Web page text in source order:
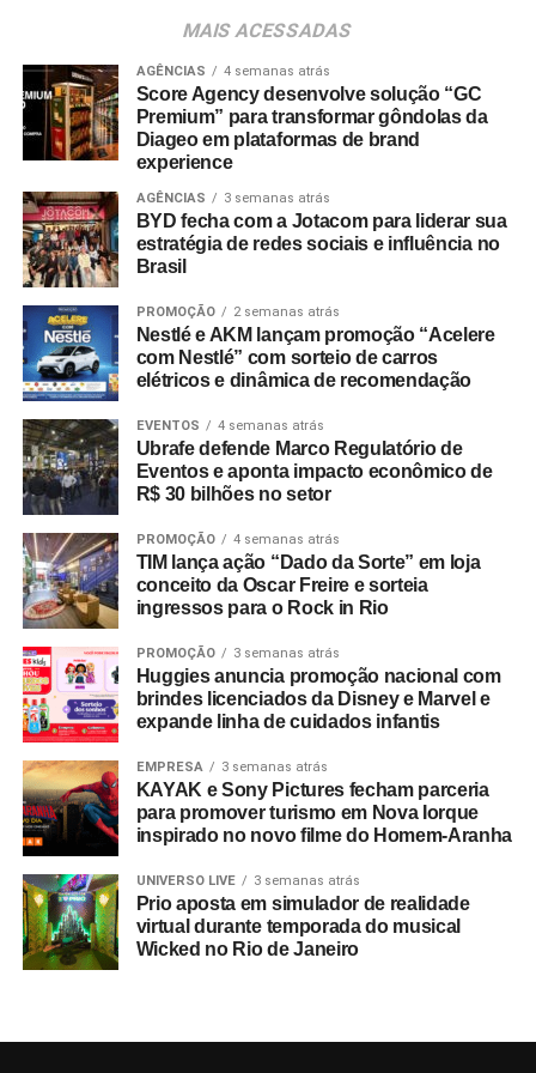
MAIS ACESSADAS
AGÊNCIAS 4 semanas atrás
Score Agency desenvolve solução “GC
Premium” para transformar gôndolas da
Diageo em plataformas de brand
experience
AGÊNCIAS 3 semanas atrás
BYD fecha com a Jotacom para liderar sua
estratégia de redes sociais e influência no
Brasil
PROMOÇÃO 2 semanas atrás
Nestlé e AKM lançam promoção “Acelere
com Nestlé” com sorteio de carros
elétricos e dinâmica de recomendação
EVENTOS 4 semanas atrás
Ubrafe defende Marco Regulatório de
Eventos e aponta impacto econômico de
R$ 30 bilhões no setor
PROMOÇÃO 4 semanas atrás
TIM lança ação “Dado da Sorte” em loja
conceito da Oscar Freire e sorteia
ingressos para o Rock in Rio
PROMOÇÃO 3 semanas atrás
Huggies anuncia promoção nacional com
brindes licenciados da Disney e Marvel e
expande linha de cuidados infantis
EMPRESA 3 semanas atrás
KAYAK e Sony Pictures fecham parceria
para promover turismo em Nova Iorque
inspirado no novo filme do Homem-Aranha
UNIVERSO LIVE 3 semanas atrás
Prio aposta em simulador de realidade
virtual durante temporada do musical
Wicked no Rio de Janeiro